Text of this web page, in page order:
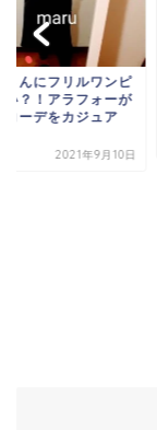
さんにフリルワンピ
い？！アラフォーが
コーデをカジュア
2021年9月10日